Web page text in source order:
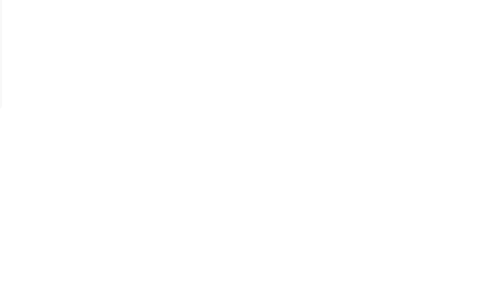
для осуществления
нашего контакт-